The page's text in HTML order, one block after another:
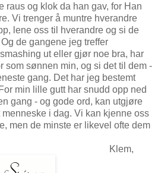
raus og klok da han gav, for Han
Vi trenger å muntre hverandre
lene oss til hverandre og si de
de gangene jeg treffer
ut eller gjør noe bra, har
som sønnen min, og si det til dem -
gang. Det har jeg bestemt
min lille gutt har snudd opp ned
gang - og gode ord, kan utgjøre
i dag. Vi kan kjenne oss
men de minste er likevel ofte dem